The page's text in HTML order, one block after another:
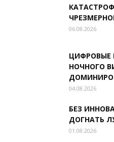
06.08.2026
ЦИФРОВЫЕ
НОЧНОГО
04.08.2026
БЕЗ
ДОГНАТЬ
01.08.2026